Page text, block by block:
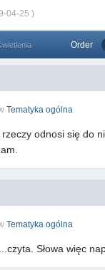
04-25 )
Order
Tematyka ogólna
odnosi się
Tematyka ogólna
Słowa więc